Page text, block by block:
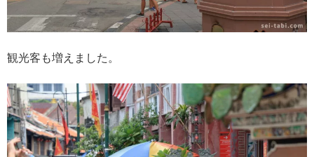
観光客も増えました。